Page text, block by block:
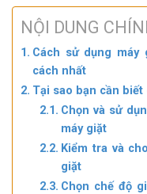
NỘI DUNG
Cách sử dụng máy
cách nhất
Tại sao bạn cần
Chọn và sử
máy giặt
Kiểm tra và
giặt
Chọn chế độ